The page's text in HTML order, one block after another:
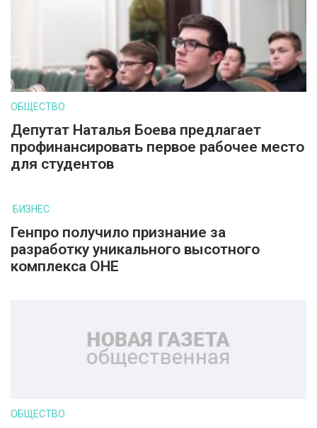
ОБЩЕСТВО
Депутат Наталья Боева предлагает
профинансировать первое рабочее место
для студентов
БИЗНЕС
Генпро получило признание за
разработку уникального высотного
комплекса ОНЕ
ОБЩЕСТВО